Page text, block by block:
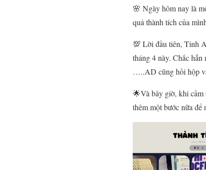
🌸 Ngày hôm nay là
quả thành tích của
💯 Lời đầu tiên, Tinh
tháng 4 này. Chắc
…..AD cũng hồi hộp
🌟Và bây giờ, khi cầm
thêm một bước nữa để